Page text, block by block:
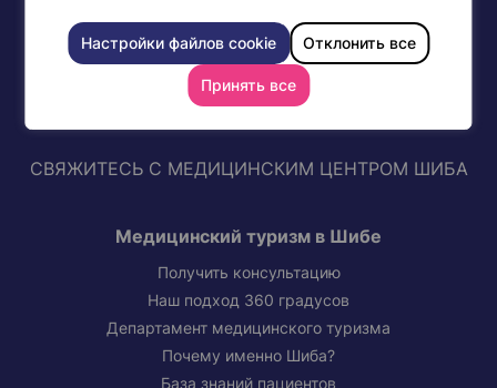
Настройки файлов cookie Отклонить все
Принять все
+972-77-997-0568
СВЯЖИТЕСЬ С МЕДИЦИНСКИМ ЦЕНТРОМ ШИБА
Медицинский туризм в Шибе
Получить консультацию
Наш подход 360 градусов
Департамент медицинского туризма
Почему именно Шиба?
База знаний пациентов